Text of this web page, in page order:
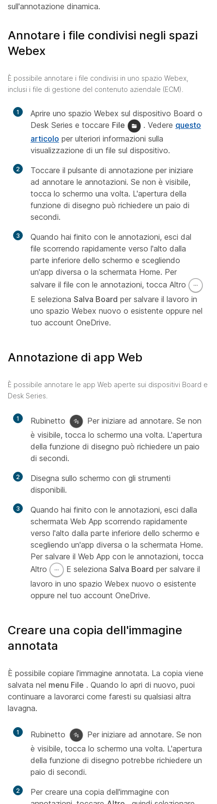
sull'annotazione dinamica.
Annotare i file condivisi negli spazi
Webex
È possibile annotare i file condivisi in uno spazio Webex,
inclusi i file di gestione del contenuto aziendale (ECM).
1
Aprire uno spazio Webex sul dispositivo Board o
Desk Series e toccare File . Vedere questo
articolo per ulteriori informazioni sulla
visualizzazione di un file sul dispositivo.
2
Toccare il pulsante di annotazione per iniziare
ad annotare le annotazioni. Se non è visibile,
tocca lo schermo una volta. L'apertura della
funzione di disegno può richiedere un paio di
secondi.
3
Quando hai finito con le annotazioni, esci dal
file scorrendo rapidamente verso l'alto dalla
parte inferiore dello schermo e scegliendo
un'app diversa o la schermata Home. Per
salvare il file con le annotazioni, tocca Altro
E seleziona Salva Board per salvare il lavoro in
uno spazio Webex nuovo o esistente oppure nel
tuo account OneDrive.
Annotazione di app Web
È possibile annotare le app Web aperte sui dispositivi Board e
Desk Series.
1 Rubinetto
Per iniziare ad annotare. Se non
è visibile, tocca lo schermo una volta. L'apertura
della funzione di disegno può richiedere un paio
di secondi.
2
Disegna sullo schermo con gli strumenti
disponibili.
3
Quando hai finito con le annotazioni, esci dalla
schermata Web App scorrendo rapidamente
verso l'alto dalla parte inferiore dello schermo e
scegliendo un'app diversa o la schermata Home.
Per salvare il Web App con le annotazioni, tocca
Altro
E seleziona Salva Board per salvare il
lavoro in uno spazio Webex nuovo o esistente
oppure nel tuo account OneDrive.
Creare una copia dell'immagine
annotata
È possibile copiare l'immagine annotata. La copia viene
salvata nel menu File . Quando lo apri di nuovo, puoi
continuare a lavorarci come faresti su qualsiasi altra
lavagna.
1 Rubinetto
Per iniziare ad annotare. Se non
è visibile, tocca lo schermo una volta. L'apertura
della funzione di disegno potrebbe richiedere un
paio di secondi.
2
Per creare una copia dell'immagine con